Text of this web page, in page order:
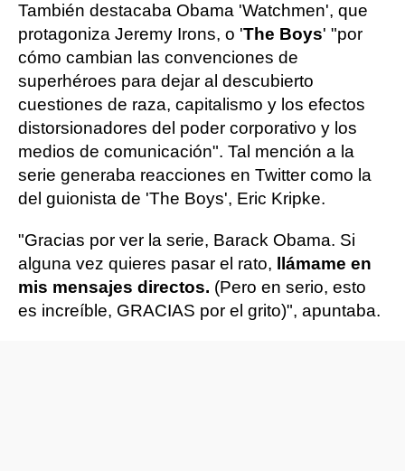
También destacaba Obama 'Watchmen', que
protagoniza Jeremy Irons, o 'The Boys' "por
cómo cambian las convenciones de
superhéroes para dejar al descubierto
cuestiones de raza, capitalismo y los efectos
distorsionadores del poder corporativo y los
medios de comunicación". Tal mención a la
serie generaba reacciones en Twitter como la
del guionista de 'The Boys', Eric Kripke.
"Gracias por ver la serie, Barack Obama. Si
alguna vez quieres pasar el rato,
llámame en
mis mensajes directos. (Pero en serio, esto
es increíble, GRACIAS por el grito)", apuntaba.